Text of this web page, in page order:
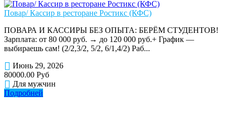
Повар/ Кассир в ресторане Ростикс (КФС)
ПОВАРА И КАССИРЫ БЕЗ ОПЫТА: БЕРЁМ СТУДЕНТОВ!
Зарплата: от 80 000 руб. → до 120 000 руб.+ График —
выбираешь сам! (2/2,3/2, 5/2, 6/1,4/2) Раб...
Июнь 29, 2026
80000.00 Руб
Для мужчин
Подробней